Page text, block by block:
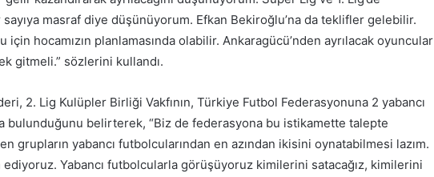
masraf diye düşünüyorum. Efkan Bekiroğlu’na da teklifler gelebilir.
hocamızın planlamasında olabilir. Ankaragücü’nden ayrılacak oyuncular
gitmeli.” sözlerini kullandı.
2. Lig Kulüpler Birliği Vakfının, Türkiye Futbol Federasyonuna 2 yabancı
bulunduğunu belirterek, “Biz de federasyona bu istikamette talepte
grupların yabancı futbolcularından en azından ikisini oynatabilmesi lazım.
ediyoruz. Yabancı futbolcularla görüşüyoruz kimilerini satacağız, kimilerini